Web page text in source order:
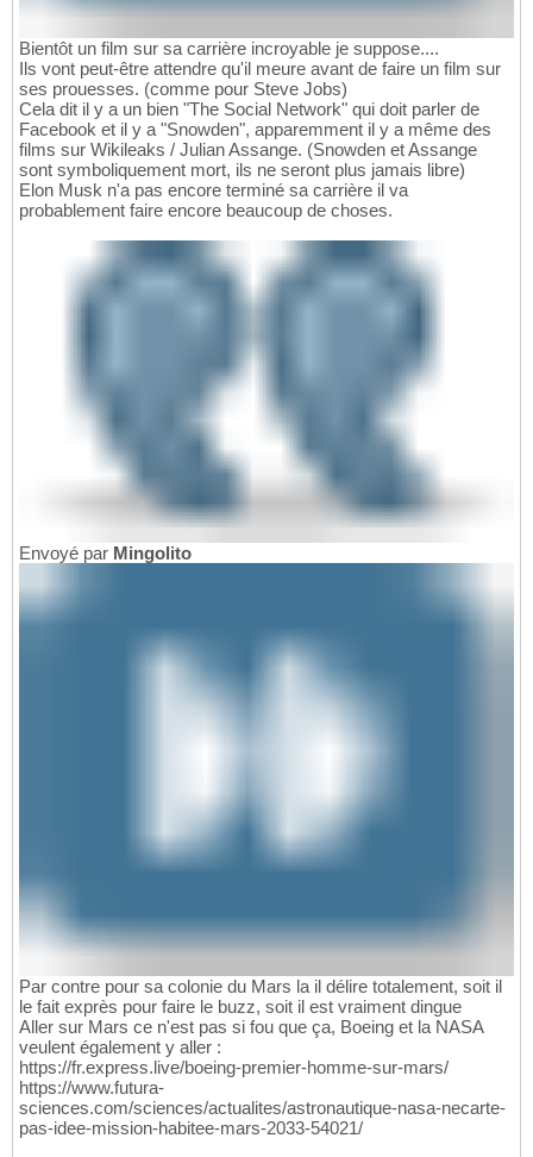
Bientôt un film sur sa carrière incroyable je suppose....
Ils vont peut-être attendre qu'il meure avant de faire un film sur
ses prouesses. (comme pour Steve Jobs)
Cela dit il y a un bien "The Social Network" qui doit parler de
Facebook et il y a "Snowden", apparemment il y a même des
films sur Wikileaks / Julian Assange. (Snowden et Assange
sont symboliquement mort, ils ne seront plus jamais libre)
Elon Musk n'a pas encore terminé sa carrière il va
probablement faire encore beaucoup de choses.
Envoyé par Mingolito
Par contre pour sa colonie du Mars la il délire totalement, soit il
le fait exprès pour faire le buzz, soit il est vraiment dingue
Aller sur Mars ce n'est pas si fou que ça, Boeing et la NASA
veulent également y aller :
https://fr.express.live/boeing-premier-homme-sur-mars/
https://www.futura-
sciences.com/sciences/actualites/astronautique-nasa-necarte-
pas-idee-mission-habitee-mars-2033-54021/